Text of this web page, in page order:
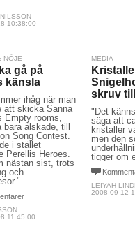
10:38:00
NÖJE
gå på
känsla
ihåg när man
att skicka Sanna
Empty rooms,
älskade, till
Song Contest.
i stället
Perellis Heroes.
nästan sist, trots
och
11:45:00
MEDIA
skruv
"Det
säga att
kristaller
men den
tigger om
LEIYAH
2008-09-12